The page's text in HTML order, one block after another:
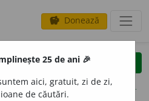
savings Donează
clear
opțiuni
25 de ani 🎉
aici, gratuit, zi de zi,
de căutări.